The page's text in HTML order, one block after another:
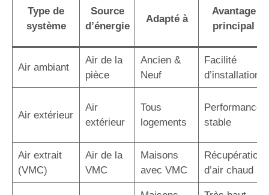
Type de
système
Source
d’énergie
Adapté à
Avantage
principal
Air ambiant
Air de la
pièce
Ancien &
Neuf
Facilité
d’installation
Air extérieur
Air
extérieur
Tous
logements
Performance
stable
Air extrait
(VMC)
Air de la
VMC
Maisons
avec VMC
Récupération
d’air chaud